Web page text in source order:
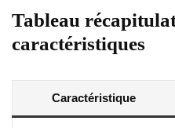
Tableau
caractéristiques
Caractéristique